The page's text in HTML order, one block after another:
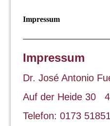
Impressum
Impressum
Dr. José Antonio
Auf der Heide 30
Telefon: 0173